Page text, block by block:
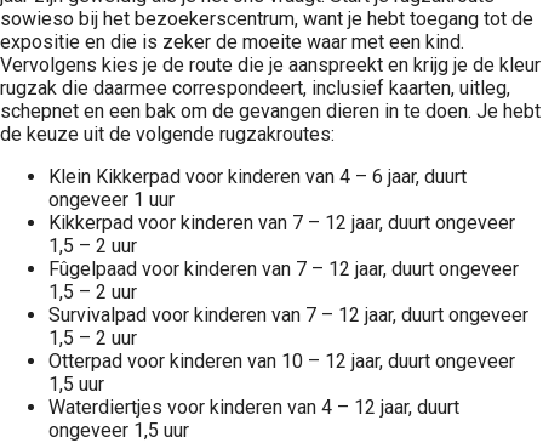
sowieso bij het bezoekerscentrum, want je hebt toegang tot de
expositie en die is zeker de moeite waar met een kind.
Vervolgens kies je de route die je aanspreekt en krijg je de kleur
rugzak die daarmee correspondeert, inclusief kaarten, uitleg,
schepnet en een bak om de gevangen dieren in te doen. Je hebt
de keuze uit de volgende rugzakroutes:
Klein Kikkerpad voor kinderen van 4 – 6 jaar, duurt
ongeveer 1 uur
Kikkerpad voor kinderen van 7 – 12 jaar, duurt ongeveer
1,5 – 2 uur
Fûgelpaad voor kinderen van 7 – 12 jaar, duurt ongeveer
1,5 – 2 uur
Survivalpad voor kinderen van 7 – 12 jaar, duurt ongeveer
1,5 – 2 uur
Otterpad voor kinderen van 10 – 12 jaar, duurt ongeveer
1,5 uur
Waterdiertjes voor kinderen van 4 – 12 jaar, duurt
ongeveer 1,5 uur